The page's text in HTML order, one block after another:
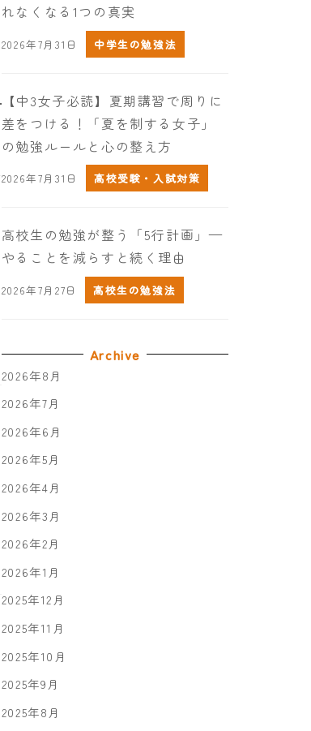
れなくなる1つの真実
2026年7月31日 中学生の勉強法
【中3女子必読】夏期講習で周りに
差をつける！「夏を制する女子」
の勉強ルールと心の整え方
2026年7月31日 高校受験・入試対策
高校生の勉強が整う「5行計画」—
やることを減らすと続く理由
2026年7月27日 高校生の勉強法
Archive
2026年8月
2026年7月
2026年6月
2026年5月
2026年4月
2026年3月
2026年2月
2026年1月
2025年12月
2025年11月
2025年10月
2025年9月
2025年8月